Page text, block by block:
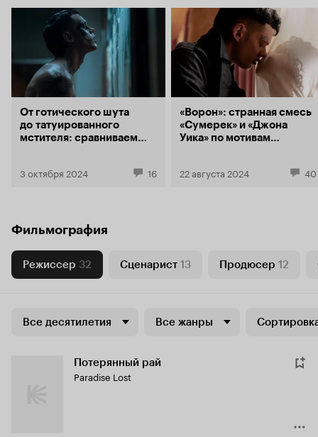
От готического шута
до татуированного
мстителя: сравниваем
3 октября 2024 16
«Ворон»: странная смесь
«Сумерек» и «Джона
Уика» по мотивам
22 августа 2024 40
Фильмография
Режиссер 32 Сценарист 13 Продюсер 12
Все десятилетия Все жанры
Потерянный рай
Paradise Lost